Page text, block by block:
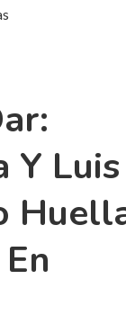
Y Luis